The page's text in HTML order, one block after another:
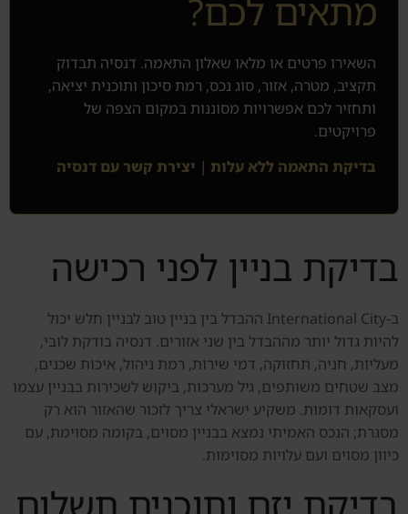
מתאים לכם?
השאירו פרטים או מלאו שאלון התאמה. דנסיה תבדוק
תקציב, מטרה, אזור, סוג נכס, רמת סיכון ותוכנית יציאה,
ותחזיר לכם אפשרויות מסוננות במקום הצפה של
פרויקטים.
בדיקת התאמה ללא עלות | יצירת קשר עם דנסיה
בדיקת בניין לפני רכישה
ב-International City ההבדל בין בניין טוב לבניין חלש יכול
להיות גדול יותר מההבדל בין שני אזורים. דנסיה בודקת לובי,
מעליות, חניה, תחזוקה, דמי שירות, רמת ניהול, איכות שכנים,
מצב שטחים משותפים, גיל מערכות, ביקוש לשכירות בבניין עצמו
ועסקאות דומות. משקיע ישראלי צריך לזכור שהאזור הוא רק
מסגרת; הנכס האמיתי נמצא בבניין מסוים, בקומה מסוימת, עם
כיוון מסוים ועם עלויות מסוימות.